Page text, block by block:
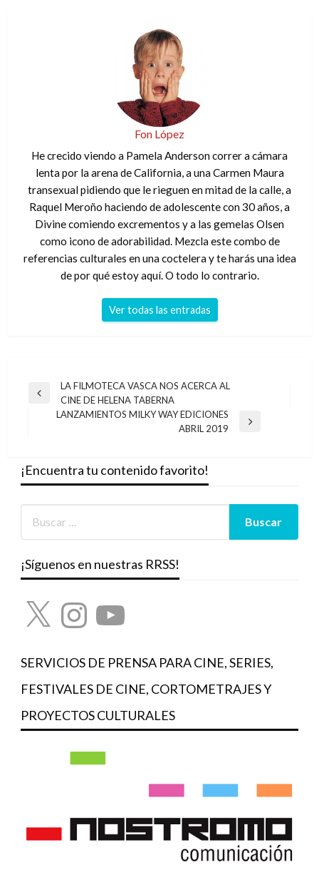
Fon López
He crecido viendo a Pamela Anderson correr a cámara
lenta por la arena de California, a una Carmen Maura
transexual pidiendo que le rieguen en mitad de la calle, a
Raquel Meroño haciendo de adolescente con 30 años, a
Divine comiendo excrementos y a las gemelas Olsen
como icono de adorabilidad. Mezcla este combo de
referencias culturales en una coctelera y te harás una idea
de por qué estoy aquí. O todo lo contrario.
Ver todas las entradas
Navegación
Entrada
anterior
LA FILMOTECA VASCA NOS ACERCA AL
CINE DE HELENA TABERNA
LANZAMIENTOS MILKY WAY EDICIONES
ABRIL 2019
¡Encuentra tu contenido favorito!
¡Síguenos en nuestras RRSS!
X InstagramYouTube
SERVICIOS DE PRENSA PARA CINE, SERIES,
FESTIVALES DE CINE, CORTOMETRAJES Y
PROYECTOS CULTURALES